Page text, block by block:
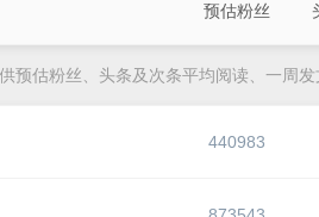
预估粉丝
预估粉丝、头条及次条平均阅读、一周
440983